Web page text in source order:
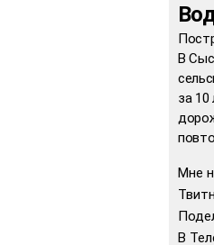
В
за 10
Мне
В